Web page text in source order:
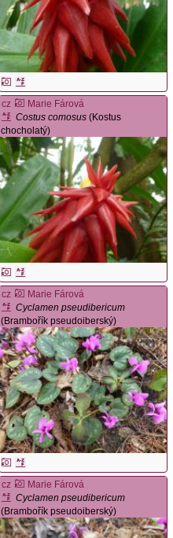
cz
Marie Fárová
Costus comosus (Kostus
chocholatý)
cz
Marie Fárová
Cyclamen pseudibericum
(Brambořík pseudoiberský)
cz
Marie Fárová
Cyclamen pseudibericum
(Brambořík pseudoiberský)